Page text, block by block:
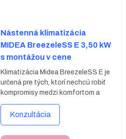
Nástenná klimatizácia
MIDEA BreezeleSS E 3,50 kW
s montážou v cene
Klimatizácia Midea BreezeleSS E je
určená pre tých, ktorí nechcú robiť
kompromisy medzi komfortom a
efektívnosťou. Tento prístroj
bleskovo ochladí alebo vyhreje váš
domov a zároveň vás ušetrí
Konzultácia